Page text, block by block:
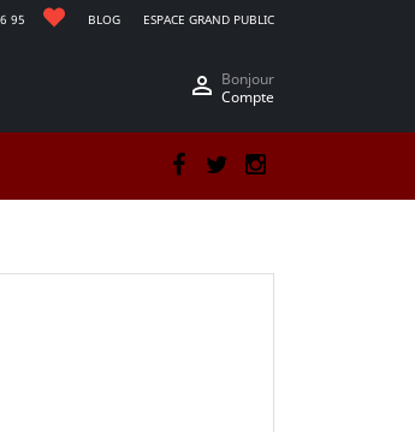
BLOG ESPACE GRAND PUBLIC
95
 Bonjour
Compte
Facebook